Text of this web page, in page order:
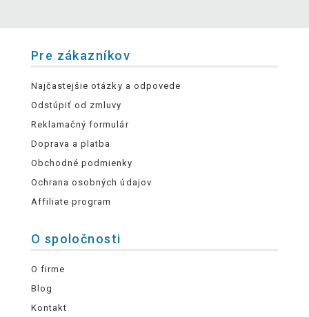
Pre zákazníkov
Najčastejšie otázky a odpovede
Odstúpiť od zmluvy
Reklamačný formulár
Doprava a platba
Obchodné podmienky
Ochrana osobných údajov
Affiliate program
O spoločnosti
O firme
Blog
Kontakt